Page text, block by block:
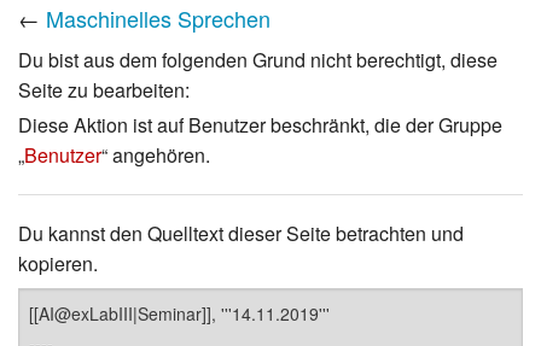
← Maschinelles Sprechen
Du bist aus dem folgenden Grund nicht berechtigt, diese
Seite zu bearbeiten:
Diese Aktion ist auf Benutzer beschränkt, die der Gruppe
„Benutzer“ angehören.
Du kannst den Quelltext dieser Seite betrachten und
kopieren.